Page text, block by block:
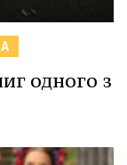
одного з